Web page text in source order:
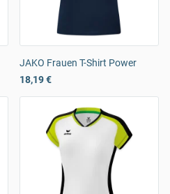
JAKO Frauen T-Shirt Power
18,19 €